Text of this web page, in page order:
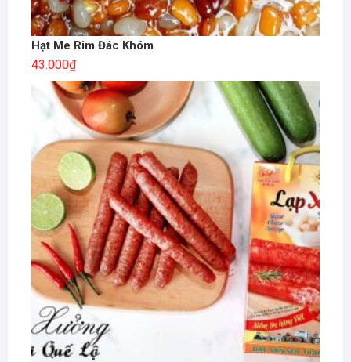
Hạt Me Rim Đác Khóm
43.000₫